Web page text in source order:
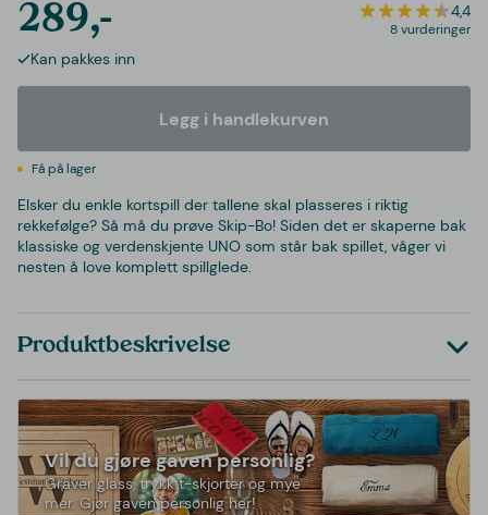
289,- 4,4
8 vurderinger
Kan pakkes inn
Legg i handlekurven
Få på lager
Elsker du enkle kortspill der tallene skal plasseres i riktig
rekkefølge? Så må du prøve Skip-Bo! Siden det er skaperne bak
klassiske og verdenskjente UNO som står bak spillet, våger vi
nesten å love komplett spillglede.
Produktbeskrivelse
Vil du gjøre gaven personlig?
Graver glass, trykk t-skjorter og mye
mer. Gjør gaven personlig her!